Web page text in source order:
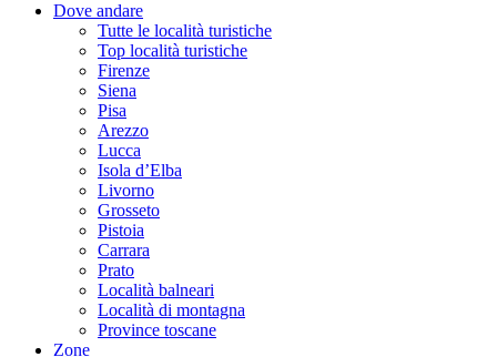
Dove andare
Tutte le località turistiche
Top località turistiche
Firenze
Siena
Pisa
Arezzo
Lucca
Isola d’Elba
Livorno
Grosseto
Pistoia
Carrara
Prato
Località balneari
Località di montagna
Province toscane
Zone